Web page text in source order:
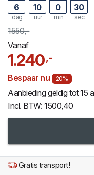
6
dag
10
uur
0
min
30
sec
1550,-
Vanaf
1.240,-
Bespaar nu 20%
Aanbieding geldig tot 15
Incl. BTW: 1500,40
Gratis transport!